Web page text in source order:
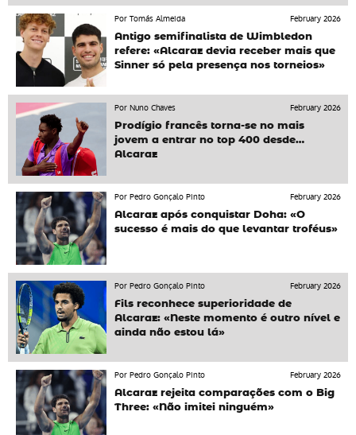
Por Tomás Almeida
February 2026
Antigo semifinalista de Wimbledon
refere: «Alcaraz devia receber mais que
Sinner só pela presença nos torneios»
Por Nuno Chaves
February 2026
Prodígio francês torna-se no mais
jovem a entrar no top 400 desde…
Alcaraz
Por Pedro Gonçalo Pinto
February 2026
Alcaraz após conquistar Doha: «O
sucesso é mais do que levantar troféus»
Por Pedro Gonçalo Pinto
February 2026
Fils reconhece superioridade de
Alcaraz: «Neste momento é outro nível e
ainda não estou lá»
Por Pedro Gonçalo Pinto
February 2026
Alcaraz rejeita comparações com o Big
Three: «Não imitei ninguém»